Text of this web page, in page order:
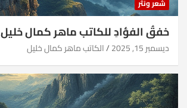
شعر ونثر
خفقُ الفؤادِ للكاتب ماهر كمال خليل
ديسمبر 15, 2025 الكاتب ماهر كمال خليل